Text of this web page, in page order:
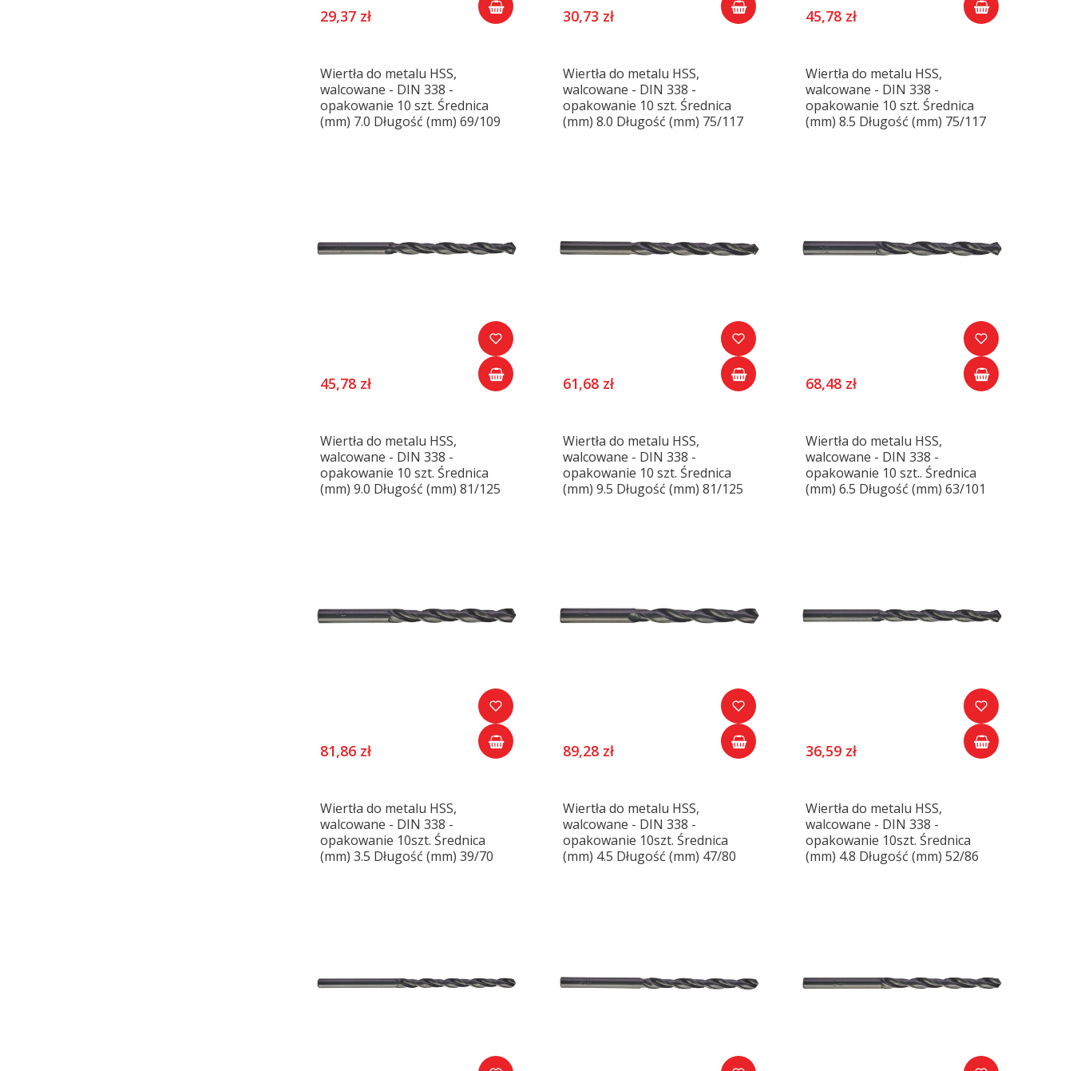
29,37 zł 30,73 zł 45,78 zł
Wiertła do metalu HSS,
walcowane - DIN 338 -
opakowanie 10 szt. Średnica
(mm) 7.0 Długość (mm) 69/109
45,78 zł
Wiertła do metalu HSS,
walcowane - DIN 338 -
opakowanie 10 szt. Średnica
(mm) 8.0 Długość (mm) 75/117
61,68 zł
Wiertła do metalu HSS,
walcowane - DIN 338 -
opakowanie 10 szt. Średnica
(mm) 8.5 Długość (mm) 75/117
68,48 zł
Wiertła do metalu HSS,
walcowane - DIN 338 -
opakowanie 10 szt. Średnica
(mm) 9.0 Długość (mm) 81/125
81,86 zł
Wiertła do metalu HSS,
walcowane - DIN 338 -
opakowanie 10 szt. Średnica
(mm) 9.5 Długość (mm) 81/125
89,28 zł
Wiertła do metalu HSS,
walcowane - DIN 338 -
opakowanie 10 szt.. Średnica
(mm) 6.5 Długość (mm) 63/101
36,59 zł
Wiertła do metalu HSS,
walcowane - DIN 338 -
opakowanie 10szt. Średnica
(mm) 3.5 Długość (mm) 39/70
Wiertła do metalu HSS,
walcowane - DIN 338 -
opakowanie 10szt. Średnica
(mm) 4.5 Długość (mm) 47/80
Wiertła do metalu HSS,
walcowane - DIN 338 -
opakowanie 10szt. Średnica
(mm) 4.8 Długość (mm) 52/86